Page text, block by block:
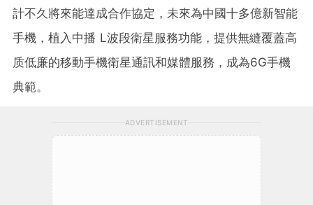
計不久將來能達成合作協定，未來為中國十多億新智能
手機，植入中播 L波段衛星服務功能，提供無縫覆蓋高
质低廉的移動手機衛星通訊和媒體服務，成為6G手機
典範。
ADVERTISEMENT